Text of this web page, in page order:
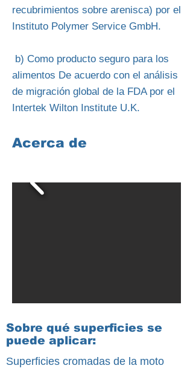
recubrimientos sobre arenisca) por el
Instituto Polymer Service GmbH.
b) Como producto seguro para los
alimentos De acuerdo con el análisis
de migración global de la FDA por el
Intertek Wilton Institute U.K.
Acerca de
Sobre qué superficies se
puede aplicar:
Superficies cromadas de la moto